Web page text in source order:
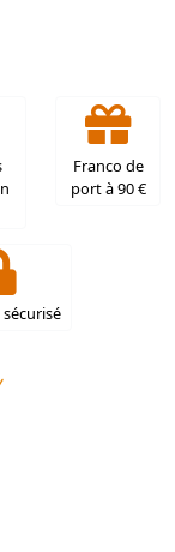
Franco de
port à 90 €